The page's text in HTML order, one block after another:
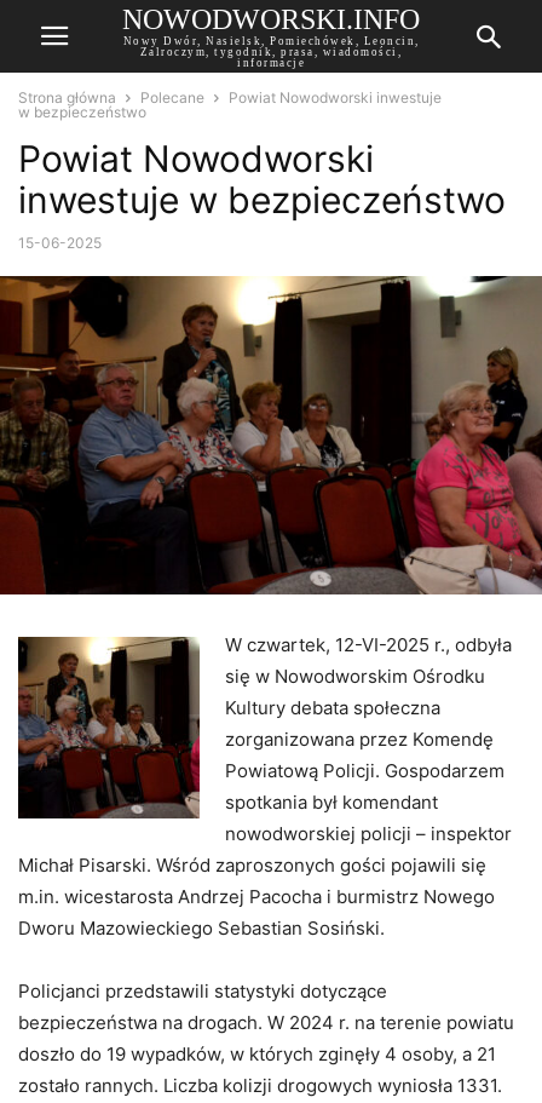
NOWODWORSKI.INFO
Nowy Dwór, Nasielsk, Pomiechówek, Leoncin,
Zalroczym, tygodnik, prasa, wiadomości,
informacje
Strona główna Polecane
Powiat Nowodworski inwestuje
w bezpieczeństwo
Powiat Nowodworski
inwestuje w bezpieczeństwo
15-06-2025
W czwartek, 12-VI-2025 r., odbyła
się w Nowodworskim Ośrodku
Kultury debata społeczna
zorganizowana przez Komendę
Powiatową Policji. Gospodarzem
spotkania był komendant
nowodworskiej policji – inspektor
Michał Pisarski. Wśród zaproszonych gości pojawili się
m.in. wicestarosta Andrzej Pacocha i burmistrz Nowego
Dworu Mazowieckiego Sebastian Sosiński.
Policjanci przedstawili statystyki dotyczące
bezpieczeństwa na drogach. W 2024 r. na terenie powiatu
doszło do 19 wypadków, w których zginęły 4 osoby, a 21
zostało rannych. Liczba kolizji drogowych wyniosła 1331.